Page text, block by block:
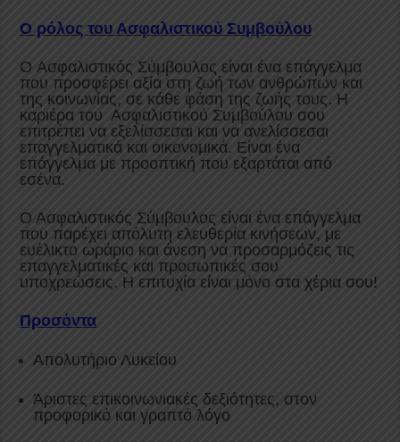
Ο ρόλος του Ασφαλιστικού Συμβούλου
O Ασφαλιστικός Σύμβουλος είναι ένα επάγγελμα
που προσφέρει αξία στη ζωή των ανθρώπων και
της κοινωνίας, σε κάθε φάση της ζωής τους. Η
καριέρα του Ασφαλιστικού Συμβούλου σου
επιτρέπει να εξελίσσεσαι και να ανελίσσεσαι
επαγγελματικά και οικονομικά. Είναι ένα
επάγγελμα με προοπτική που εξαρτάται από
εσένα.
Ο Ασφαλιστικός Σύμβουλος είναι ένα επάγγελμα
που παρέχει απόλυτη ελευθερία κινήσεων, με
ευέλικτο ωράριο και άνεση να προσαρμόζεις τις
επαγγελματικές και προσωπικές σου
υποχρεώσεις. Η επιτυχία είναι μόνο στα χέρια σου!
Προσόντα
Απολυτήριο Λυκείου
Άριστες επικοινωνιακές δεξιότητες, στον
προφορικό και γραπτό λόγο